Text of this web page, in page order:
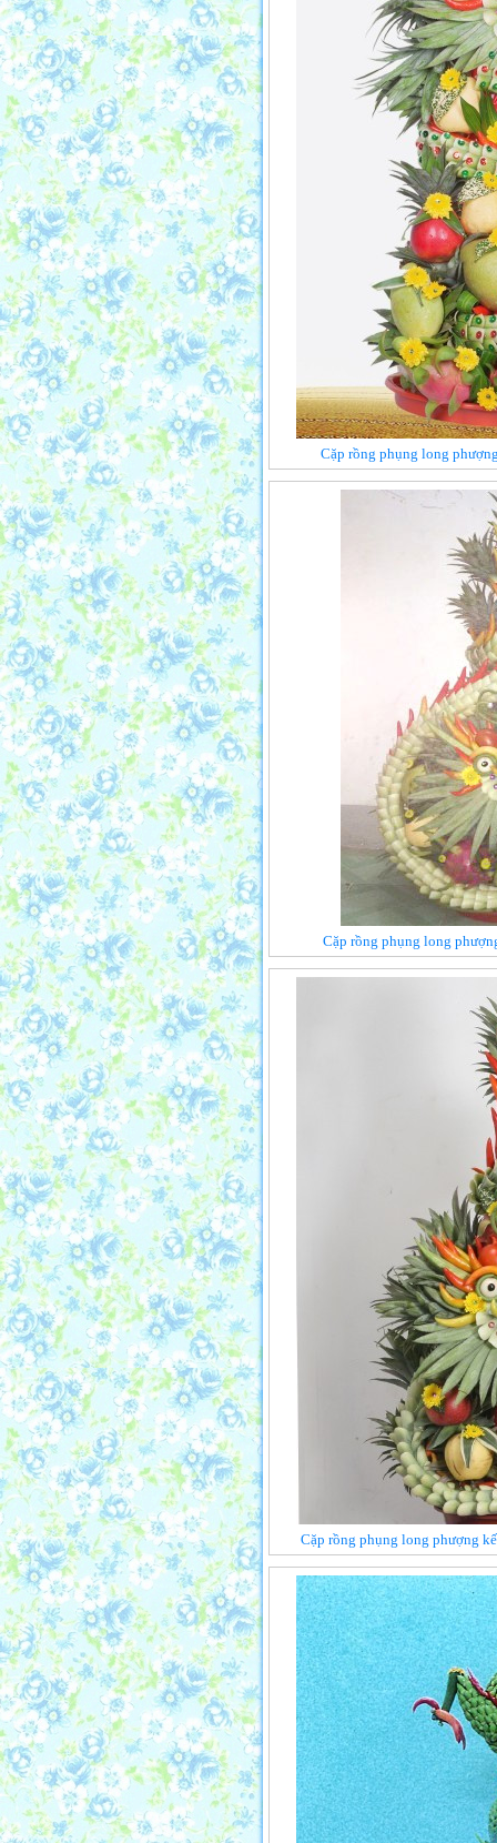
Cặp rồng phụng long
Cặp rồng phụng long
Cặp rồng phụng long phượng